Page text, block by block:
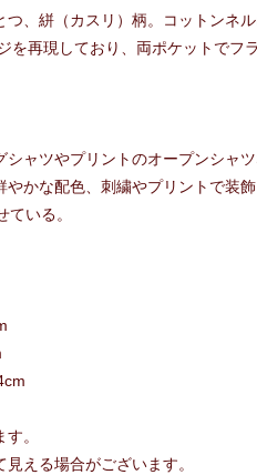
、絣（カスリ）柄。コットンネ
を再現しており、両ポケットで
シャツやプリントのオープンシ
かな配色、刺繍やプリントで装
いる。
。
える場合がございます。